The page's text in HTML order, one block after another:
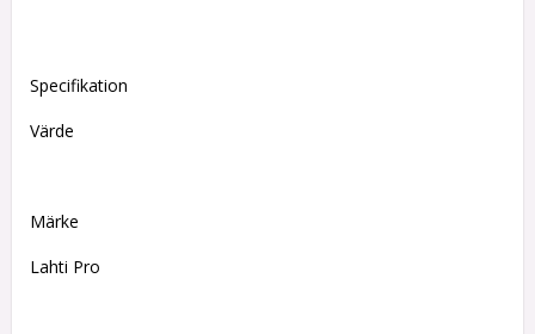
Specifikation
Värde
Märke
Lahti Pro